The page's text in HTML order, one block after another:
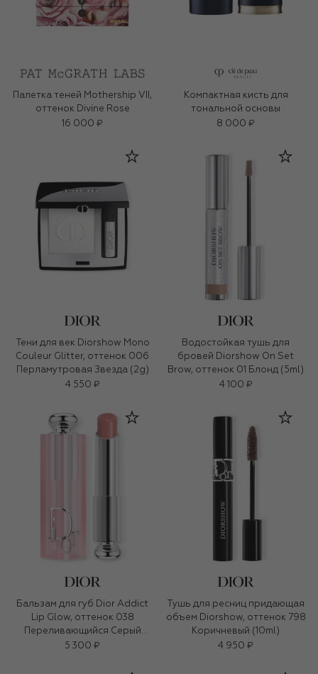
Палетка теней Mothership VII,
оттенок Divine Rose
16 000 ₽
Компактная кисть для
тональной основы
8 000 ₽
Тени для век Diorshow Mono
Couleur Glitter, оттенок 006
Перламутровая Звезда (2g)
4 550 ₽
Водостойкая тушь для
бровей Diorshow On Set
Brow, оттенок 01 Блонд (5ml)
4 100 ₽
Бальзам для губ Dior Addict
Lip Glow, оттенок 038
Переливающийся Серый
(3,2g)
5 300 ₽
Тушь для ресниц придающая
объем Diorshow, оттенок 798
Коричневый (10ml)
4 950 ₽